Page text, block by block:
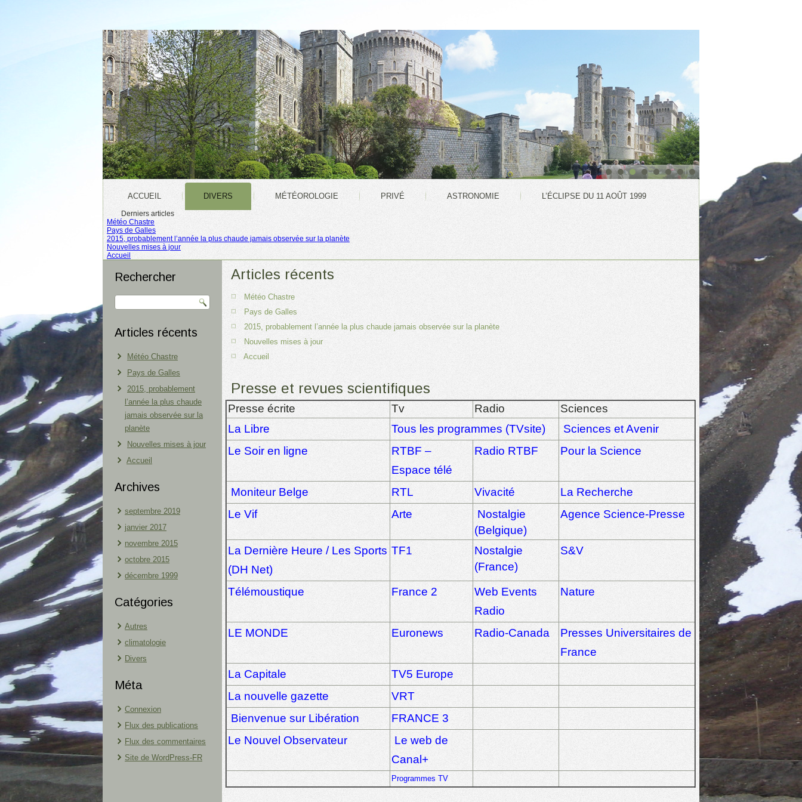
ACCUEIL DIVERS MÉTÉOROLOGIE PRIVÉ ASTRONOMIE L’ÉCLIPSE DU 11 AOÛT 1999
Derniers articles
Météo Chastre
Pays de Galles
2015, probablement l’année la plus chaude jamais observée sur la planète
Nouvelles mises à jour
Accueil
Rechercher
Articles récents
Météo Chastre
Pays de Galles
2015, probablement
l’année la plus chaude
jamais observée sur la
planète
Nouvelles mises à jour
Accueil
Archives
septembre 2019
janvier 2017
novembre 2015
octobre 2015
décembre 1999
Catégories
Autres
climatologie
Divers
Méta
Connexion
Flux des publications
Flux des commentaires
Site de WordPress-FR
Articles récents
Météo Chastre
Pays de Galles
2015, probablement l’année la plus chaude jamais observée sur la planète
Nouvelles mises à jour
Accueil
Presse et revues scientifiques
Presse écrite Tv Radio
Sciences
La Libre
Tous les programmes (TVsite)
Sciences et Avenir
Le Soir en ligne
RTBF –
Espace télé
Radio RTBF Pour la Science
Moniteur Belge RTL Vivacité
La Recherche
Le Vif
Arte
Nostalgie
(Belgique)
Agence Science-Presse
La Dernière Heure / Les Sports
(DH Net)
TF1
Nostalgie
(France)
S&V
Télémoustique France 2
Web Events
Radio
Nature
LE MONDE Euronews Radio-Canada
Presses Universitaires de
France
La Capitale
TV5 Europe
La nouvelle gazette
VRT
Bienvenue sur Libération
FRANCE 3
Le Nouvel Observateur
Le web de
Canal+
Programmes TV